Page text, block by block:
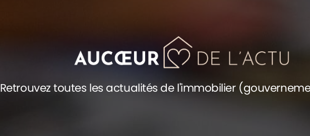
Retrouvez toutes les actualités de l'immobilier